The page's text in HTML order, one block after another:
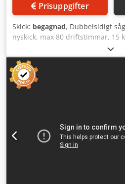
Prisuppgifter
Skick: begagnad, Dubbelsidigt
nyskick, max 80 driftstimmar, 15
matning. Dwsdjzqqn Dopfx Ag Toa